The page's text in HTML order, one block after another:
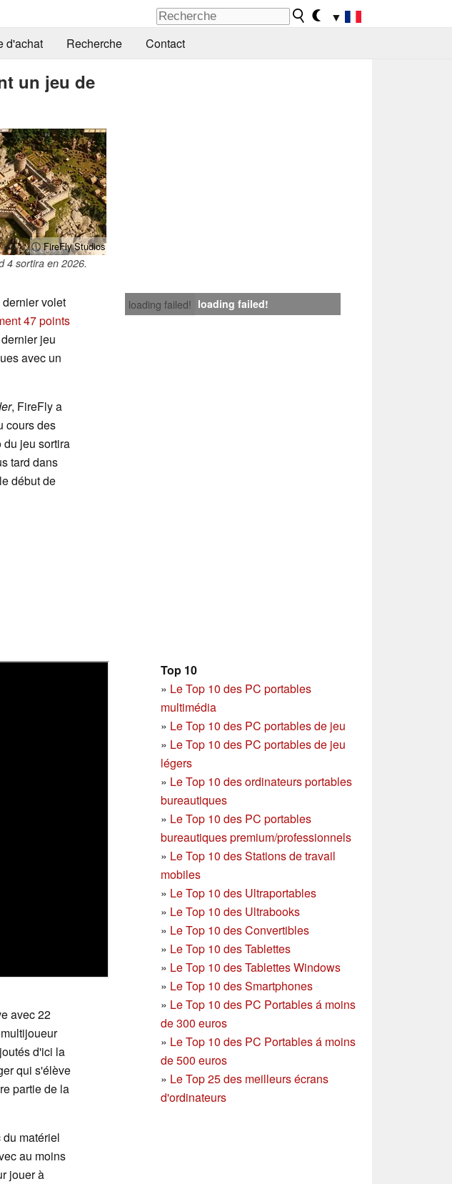
▼
d'achat Recherche Contact
un jeu de
ⓘ FireFly Studios
4 sortira en 2026.
loading failed! loading failed!
dernier volet
47 points
jeu
avec un
, FireFly a
cours des
du jeu sortira
tard dans
début de
Top 10
» Le Top 10 des PC portables
multimédia
» Le Top 10 des PC portables de jeu
» Le Top 10 des PC portables de jeu
légers
» Le Top 10 des ordinateurs portables
bureautiques
» Le Top 10 des PC portables
bureautiques premium/professionnels
» Le Top 10 des Stations de travail
mobiles
» Le Top 10 des Ultraportables
» Le Top 10 des Ultrabooks
» Le Top 10 des Convertibles
» Le Top 10 des Tablettes
» Le Top 10 des Tablettes Windows
» Le Top 10 des Smartphones
» Le Top 10 des PC Portables á moins
de 300 euros
» Le Top 10 des PC Portables á moins
de 500 euros
» Le Top 25 des meilleurs écrans
d'ordinateurs
avec 22
d'ici la
qui s'élève
partie de la
matériel
au moins
jouer à